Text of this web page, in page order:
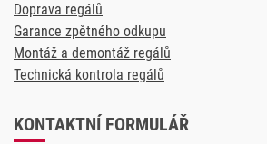
Doprava regálů
Garance zpětného odkupu
Montáž a demontáž regálů
Technická kontrola regálů
KONTAKTNÍ FORMULÁŘ